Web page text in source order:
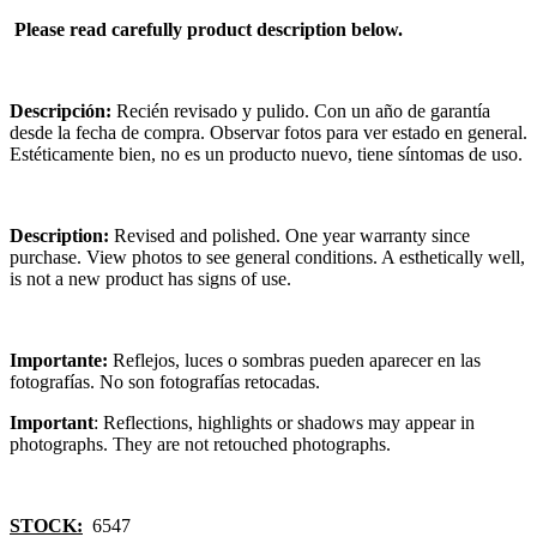
Please read carefully product description below.
Descripción: Recién revisado y pulido. Con un año de garantía
desde la fecha de compra. Observar fotos para ver estado en general.
Estéticamente bien, no es un producto nuevo, tiene síntomas de uso.
Description: Revised and polished. One year warranty since
purchase. View photos to see general conditions. A esthetically well,
is not a new product has signs of use.
Importante: Reflejos, luces o sombras pueden aparecer en las
fotografías. No son fotografías retocadas.
Important: Reflections, highlights or shadows may appear in
photographs. They are not retouched photographs.
STOCK: 6547